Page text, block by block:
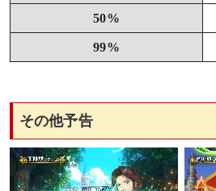
50%
99%
その他予告